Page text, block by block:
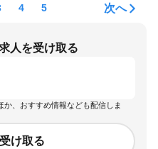
4 5 次へ
人を受け取る
か、おすすめ情報なども配信しま
け取る